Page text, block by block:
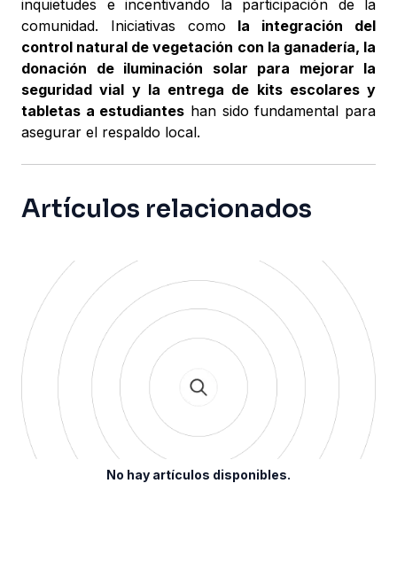
inquietudes e incentivando la participación de la
comunidad. Iniciativas como la integración del
control natural de vegetación con la ganadería, la
donación de iluminación solar para mejorar la
seguridad vial y la entrega de kits escolares y
tabletas a estudiantes han sido fundamental para
asegurar el respaldo local.
Artículos relacionados
No hay artículos disponibles.